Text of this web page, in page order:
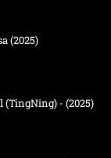
(2025)
- (2025)